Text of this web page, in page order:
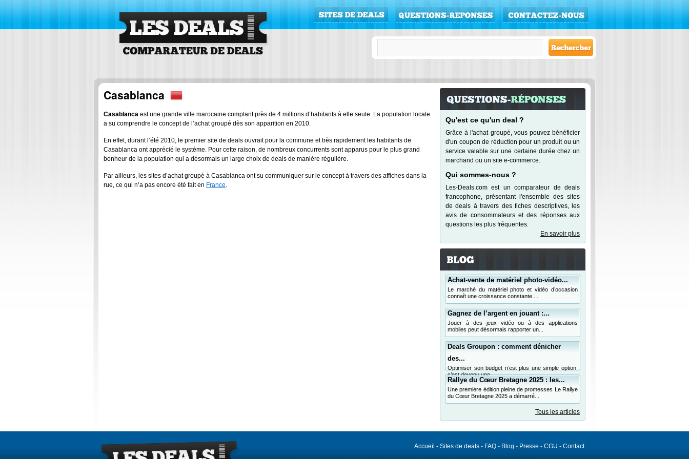
de deals
Casablanca
Casablanca est une grande ville marocaine comptant près de 4 millions d’habitants à elle seule. La population locale
a su comprendre le concept de l’achat groupé dès son apparition en 2010.
En effet, durant l’été 2010, le premier site de deals ouvrait pour la commune et très rapidement les habitants de
Casablanca ont apprécié le système. Pour cette raison, de nombreux concurrents sont apparus pour le plus grand
bonheur de la population qui a désormais un large choix de deals de manière régulière.
Par ailleurs, les sites d’achat groupé à Casablanca ont su communiquer sur le concept à travers des affiches dans la
rue, ce qui n’a pas encore été fait en France.
Qu'est ce qu'un deal ?
Grâce à l'achat groupé, vous pouvez bénéficier
d'un coupon de réduction pour un produit ou un
service valable sur une certaine durée chez un
marchand ou un site e-commerce.
Qui sommes-nous ?
Les-Deals.com est un comparateur de deals
francophone, présentant l'ensemble des sites
de deals à travers des fiches descriptives, les
avis de consommateurs et des réponses aux
questions les plus fréquentes.
En savoir plus
Achat-vente de matériel photo-vidéo...
Le marché du matériel photo et vidéo d’occasion
connaît une croissance constante....
Gagnez de l’argent en jouant :...
Jouer à des jeux vidéo ou à des applications
mobiles peut désormais rapporter un...
Deals Groupon : comment dénicher
des...
Optimiser son budget n’est plus une simple option,
c’est devenu une...
Rallye du Cœur Bretagne 2025 : les...
Une première édition pleine de promesses Le Rallye
du Cœur Bretagne 2025 a démarré...
Tous les articles
Accueil - Sites de deals - FAQ - Blog - Presse - CGU - Contact